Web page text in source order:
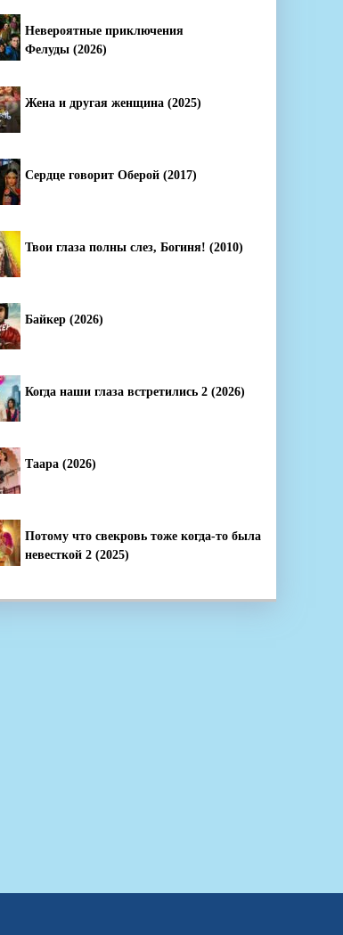
Невероятные приключения
Фелуды (2026)
Жена и другая женщина (2025)
Сердце говорит Оберой (2017)
Твои глаза полны слез, Богиня! (2010)
Байкер (2026)
Когда наши глаза встретились 2 (2026)
Таара (2026)
Потому что свекровь тоже когда-то была
невесткой 2 (2025)